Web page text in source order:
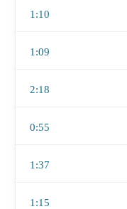
1:10
1:09
2:18
0:55
1:37
1:15